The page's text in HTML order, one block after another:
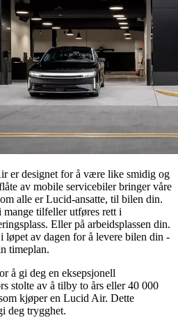
er designet for å være like smidig og
av mobile servicebiler bringer våre
alle er Lucid-ansatte, til bilen din.
tilfeller utføres rett i
Eller på arbeidsplassen din.
løpet av dagen for å levere bilen din -
timeplan.
å gi deg en eksepsjonell
stolte av å tilby to års eller 40 000
kjøper en Lucid Air. Dette
deg trygghet.